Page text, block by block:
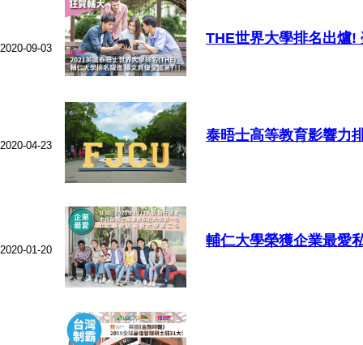
2020-09-03
THE世界大學排名出爐!
2020-04-23
泰晤士高等教育影響力
2020-01-20
輔仁大學榮獲企業最愛